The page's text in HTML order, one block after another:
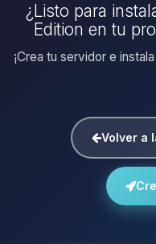
¿Listo para
Edition en tu
¡Crea tu servidor e
Volver a